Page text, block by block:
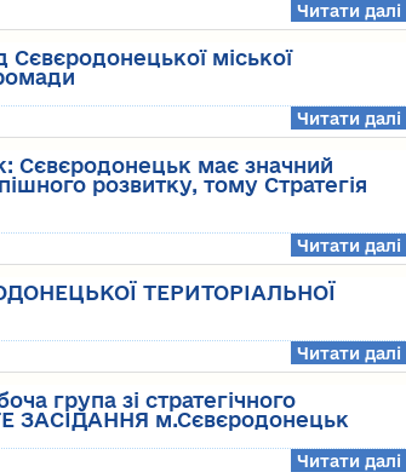
Читати далі
міської
Читати далі
Сєвєродонецьк має значний
розвитку, тому Стратегія
Читати далі
ТЕРИТОРІАЛЬНОЇ
Читати далі
група зі стратегічного
ЗАСІДАННЯ м.Сєвєродонецьк
Читати далі